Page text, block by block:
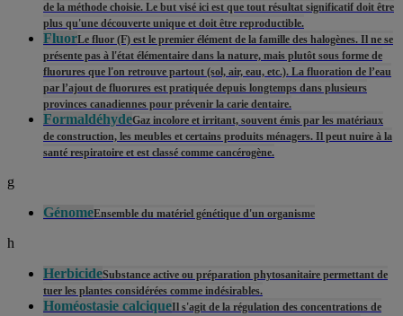
de la méthode choisie. Le but visé ici est que tout résultat significatif doit être
plus qu'une découverte unique et doit être reproductible.
FluorLe fluor (F) est le premier élément de la famille des halogènes. Il ne se
présente pas à l'état élémentaire dans la nature, mais plutôt sous forme de
fluorures que l'on retrouve partout (sol, air, eau, etc.). La fluoration de l’eau
par l’ajout de fluorures est pratiquée depuis longtemps dans plusieurs
provinces canadiennes pour prévenir la carie dentaire.
FormaldéhydeGaz incolore et irritant, souvent émis par les matériaux
de construction, les meubles et certains produits ménagers. Il peut nuire à la
santé respiratoire et est classé comme cancérogène.
g
GénomeEnsemble du matériel génétique d'un organisme
h
HerbicideSubstance active ou préparation phytosanitaire permettant de
tuer les plantes considérées comme indésirables.
Homéostasie calciqueIl s'agit de la régulation des concentrations de